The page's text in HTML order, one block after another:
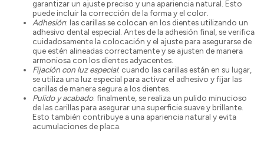
garantizar un ajuste preciso y una apariencia natural. Esto
puede incluir la corrección de la forma y el color.
Adhesión: las carillas se colocan en los dientes utilizando un
adhesivo dental especial. Antes de la adhesión final, se verifica
cuidadosamente la colocación y el ajuste para asegurarse de
que estén alineadas correctamente y se ajusten de manera
armoniosa con los dientes adyacentes.
Fijación con luz especial: cuando las carillas están en su lugar,
se utiliza una luz especial para activar el adhesivo y fijar las
carillas de manera segura a los dientes.
Pulido y acabado: finalmente, se realiza un pulido minucioso
de las carillas para asegurar una superficie suave y brillante.
Esto también contribuye a una apariencia natural y evita
acumulaciones de placa.